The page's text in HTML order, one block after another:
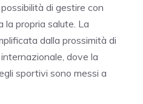
di gestire con
la propria salute. La
dalla prossimità di
dove la
sportivi sono messi a